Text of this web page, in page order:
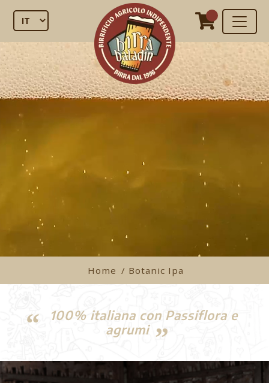
Home / Botanic Ipa
100% italiana con Passiflora e
agrumi